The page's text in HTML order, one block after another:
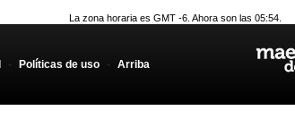
La zona horaria es GMT -6. Ahora son las 05:54.
- Políticas de uso - Arriba